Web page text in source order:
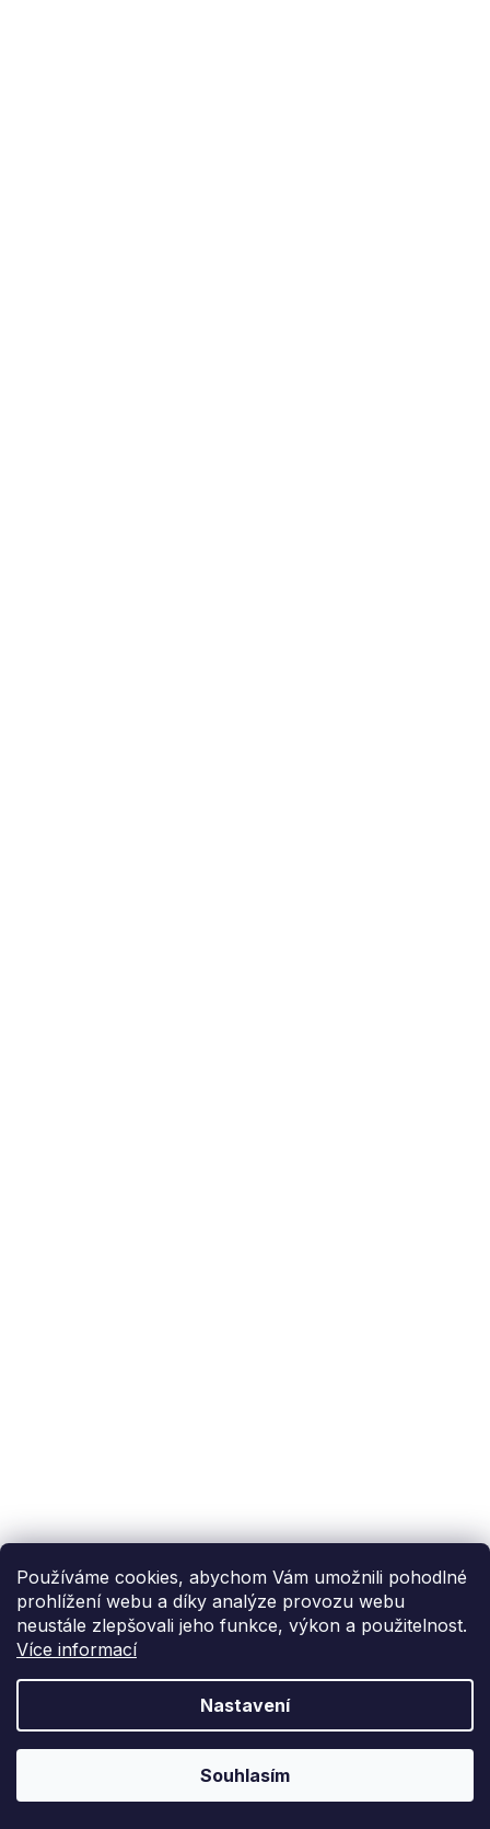
Používáme cookies, abychom Vám umožnili pohodlné
prohlížení webu a díky analýze provozu webu
neustále zlepšovali jeho funkce, výkon a použitelnost.
Více informací
Nastavení
Souhlasím